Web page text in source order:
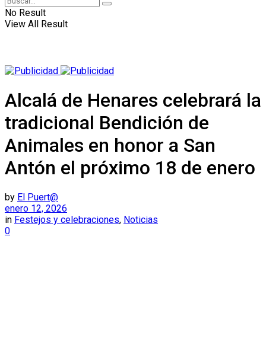
No Result
View All Result
Alcalá de Henares celebrará la
tradicional Bendición de
Animales en honor a San
Antón el próximo 18 de enero
by El Puert@
enero 12, 2026
in Festejos y celebraciones, Noticias
0